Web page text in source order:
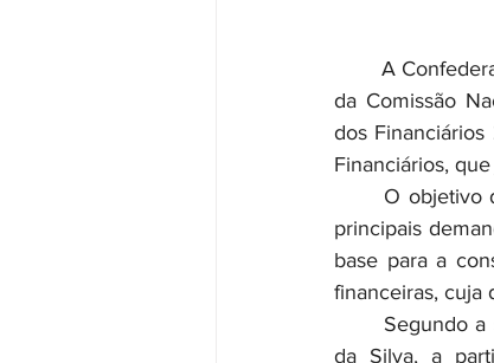
da Comissão
dos
Financiários,
principais
base para a
financeiras, cuja
da Silva, a